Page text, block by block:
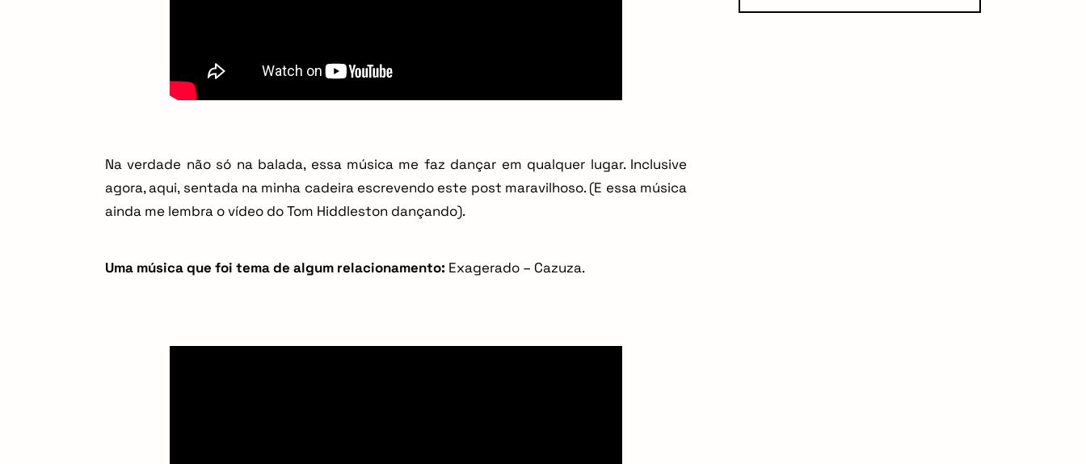
Na verdade não só na balada, essa música me faz dançar em qualquer lugar. Inclusive
agora, aqui, sentada na minha cadeira escrevendo este post maravilhoso. (E essa música
ainda me lembra o vídeo do Tom Hiddleston dançando).
Uma música que foi tema de algum relacionamento: Exagerado – Cazuza.